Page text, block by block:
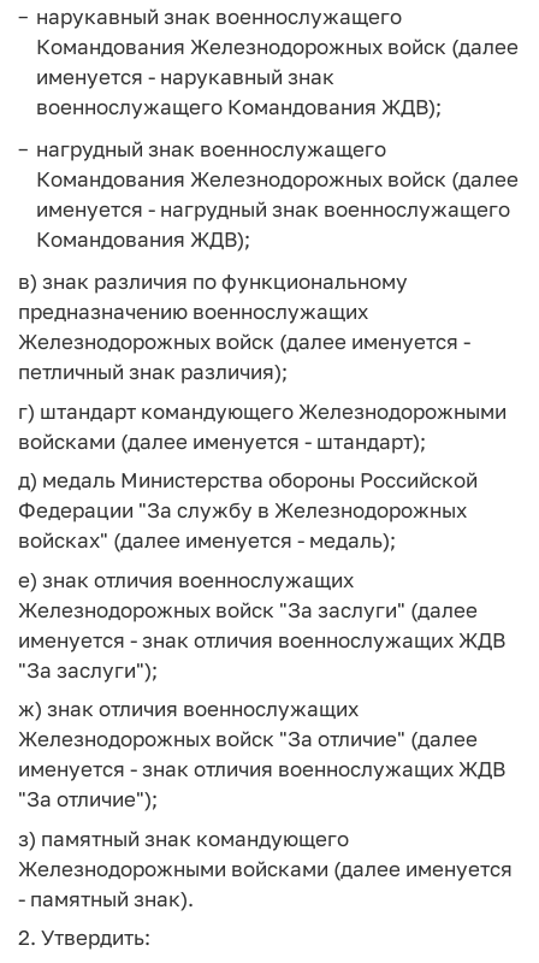
нарукавный знак военнослужащего
Командования Железнодорожных войск (далее
именуется - нарукавный знак
военнослужащего Командования ЖДВ);
нагрудный знак военнослужащего
Командования Железнодорожных войск (далее
именуется - нагрудный знак военнослужащего
Командования ЖДВ);
в) знак различия по функциональному
предназначению военнослужащих
Железнодорожных войск (далее именуется -
петличный знак различия);
г) штандарт командующего Железнодорожными
войсками (далее именуется - штандарт);
д) медаль Министерства обороны Российской
Федерации "За службу в Железнодорожных
войсках" (далее именуется - медаль);
е) знак отличия военнослужащих
Железнодорожных войск "За заслуги" (далее
именуется - знак отличия военнослужащих ЖДВ
"За заслуги");
ж) знак отличия военнослужащих
Железнодорожных войск "За отличие" (далее
именуется - знак отличия военнослужащих ЖДВ
"За отличие");
з) памятный знак командующего
Железнодорожными войсками (далее именуется
- памятный знак).
2. Утвердить: